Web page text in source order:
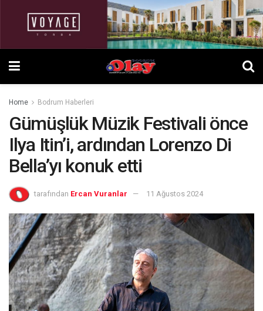
Home Bodrum Haberleri
Gümüşlük Müzik Festivali önce
Ilya Itin’i, ardından Lorenzo Di
Bella’yı konuk etti
tarafından Ercan Vuranlar 11 Ağustos 2024